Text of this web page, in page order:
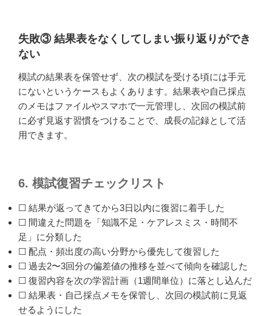
失敗③ 結果表をなくしてしまい振り返りができ
ない
模試の結果表を保管せず、次の模試を受ける頃には手元
にないというケースもよくあります。結果表や自己採点
のメモはファイルやスマホで一元管理し、次回の模試前
に必ず見返す習慣をつけることで、成長の記録として活
用できます。
6. 模試復習チェックリスト
☐ 結果が返ってきてから3日以内に復習に着手した
☐ 間違えた問題を「知識不足・ケアレスミス・時間不
足」に分類した
☐ 配点・頻出度の高い分野から優先して復習した
☐ 過去2〜3回分の偏差値の推移を並べて傾向を確認した
☐ 復習内容を次の学習計画（1週間単位）に落とし込んだ
☐ 結果表・自己採点メモを保管し、次回の模試前に見返
せるようにした